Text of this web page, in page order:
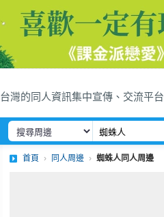
台灣的同人資訊集中宣傳、交流平台
首頁 同人周邊 蜘蛛人同人周邊